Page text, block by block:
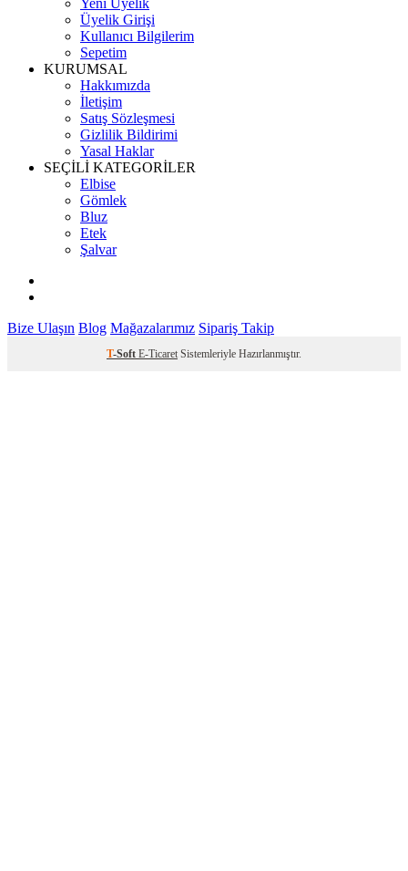
Üyelik Girişi
Kullanıcı Bilgilerim
Sepetim
KURUMSAL
Hakkımızda
İletişim
Satış Sözleşmesi
Gizlilik Bildirimi
Yasal Haklar
SEÇİLİ KATEGORİLER
Elbise
Gömlek
Bluz
Etek
Şalvar
Bize Ulaşın Blog Mağazalarımız Sipariş Takip
T-Soft E-Ticaret Sistemleriyle Hazırlanmıştır.